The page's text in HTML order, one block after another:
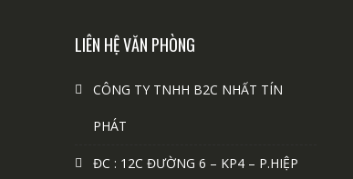
LIÊN HỆ VĂN PHÒNG
CÔNG TY TNHH B2C NHẤT TÍN
PHÁT
ĐC : 12C ĐƯỜNG 6 – KP4 – P.HIỆP